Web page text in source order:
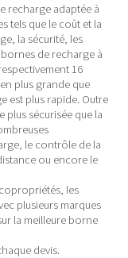
recharge adaptée à
tels que le coût et la
la sécurité, les
de recharge à
16
plus grande que
est plus rapide. Outre
sécurisée que la
le contrôle de la
ou encore le
les
plusieurs marques
la meilleure borne
devis.